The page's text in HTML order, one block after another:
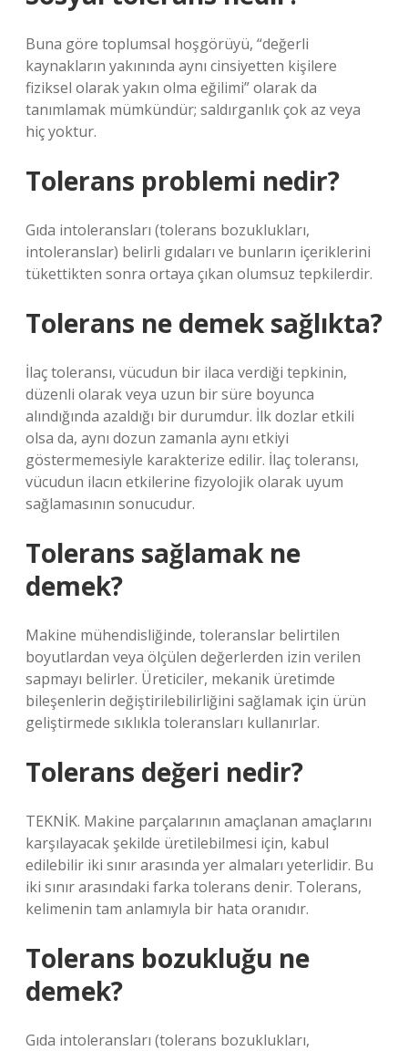
Buna göre toplumsal hoşgörüyü, “değerli
kaynakların yakınında aynı cinsiyetten kişilere
fiziksel olarak yakın olma eğilimi” olarak da
tanımlamak mümkündür; saldırganlık çok az veya
hiç yoktur.
Tolerans problemi nedir?
Gıda intoleransları (tolerans bozuklukları,
intoleranslar) belirli gıdaları ve bunların içeriklerini
tükettikten sonra ortaya çıkan olumsuz tepkilerdir.
Tolerans ne demek sağlıkta?
İlaç toleransı, vücudun bir ilaca verdiği tepkinin,
düzenli olarak veya uzun bir süre boyunca
alındığında azaldığı bir durumdur. İlk dozlar etkili
olsa da, aynı dozun zamanla aynı etkiyi
göstermemesiyle karakterize edilir. İlaç toleransı,
vücudun ilacın etkilerine fizyolojik olarak uyum
sağlamasının sonucudur.
Tolerans sağlamak ne
demek?
Makine mühendisliğinde, toleranslar belirtilen
boyutlardan veya ölçülen değerlerden izin verilen
sapmayı belirler. Üreticiler, mekanik üretimde
bileşenlerin değiştirilebilirliğini sağlamak için ürün
geliştirmede sıklıkla toleransları kullanırlar.
Tolerans değeri nedir?
TEKNİK. Makine parçalarının amaçlanan amaçlarını
karşılayacak şekilde üretilebilmesi için, kabul
edilebilir iki sınır arasında yer almaları yeterlidir. Bu
iki sınır arasındaki farka tolerans denir. Tolerans,
kelimenin tam anlamıyla bir hata oranıdır.
Tolerans bozukluğu ne
demek?
Gıda intoleransları (tolerans bozuklukları,